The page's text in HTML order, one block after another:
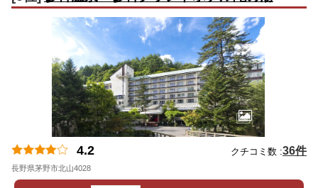
4.2 クチコミ数 :36件
長野県茅野市北山4028